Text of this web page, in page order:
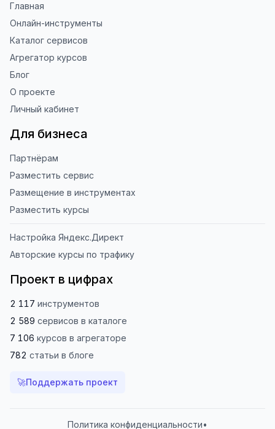
Главная
Онлайн-инструменты
Каталог сервисов
Агрегатор курсов
Блог
О проекте
Личный кабинет
Для бизнеса
Партнёрам
Разместить сервис
Размещение в инструментах
Разместить курсы
Настройка Яндекс.Директ
Авторские курсы по трафику
Проект в цифрах
2 117 инструментов
2 589 сервисов в каталоге
7 106 курсов в агрегаторе
782 статьи в блоге
🚀Поддержать проект
Политика конфиденциальности•